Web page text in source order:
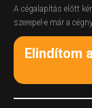
A cégalapítás előtt
szerepel-e már a
Elindítom